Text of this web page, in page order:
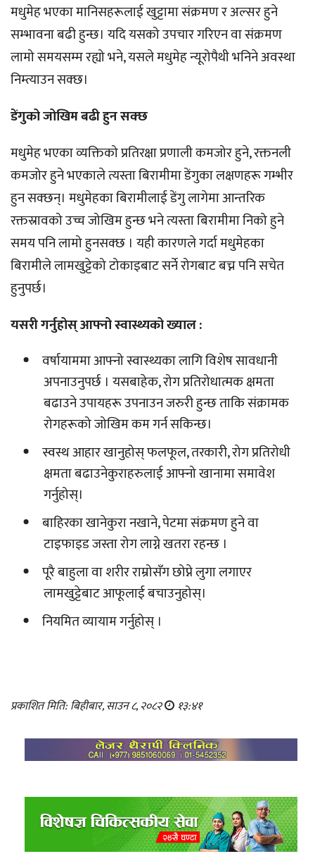
मधुमेह भएका मानिसहरूलाई खुट्टामा संक्रमण र अल्सर हुने
सम्भावना बढी हुन्छ। यदि यसको उपचार गरिएन वा संक्रमण
लामो समयसम्म रह्यो भने, यसले मधुमेह न्यूरोपैथी भनिने अवस्था
निम्त्याउन सक्छ।
डेंगुको जोखिम बढी हुन सक्छ
मधुमेह भएका व्यक्तिको प्रतिरक्षा प्रणाली कमजोर हुने, रक्तनली
कमजोर हुने भएकाले त्यस्ता बिरामीमा डेंगुका लक्षणहरू गम्भीर
हुन सक्छन्। मधुमेहका बिरामीलाई डेंगु लागेमा आन्तरिक
रक्तस्रावको उच्च जोखिम हुन्छ भने त्यस्ता बिरामीमा निको हुने
समय पनि लामो हुनसक्छ । यही कारणले गर्दा मधुमेहका
बिरामीले लामखुट्टेको टोकाइबाट सर्ने रोगबाट बच्न पनि सचेत
हुनुपर्छ।
यसरी गर्नुहोस् आफ्नो स्वास्थ्यको ख्याल :
वर्षायाममा आफ्नो स्वास्थ्यका लागि विशेष सावधानी
अपनाउनुपर्छ । यसबाहेक, रोग प्रतिरोधात्मक क्षमता
बढाउने उपायहरू उपनाउन जरुरी हुन्छ ताकि संक्रामक
रोगहरूको जोखिम कम गर्न सकिन्छ।
स्वस्थ आहार खानुहोस् फलफूल, तरकारी, रोग प्रतिरोधी
क्षमता बढाउनेकुराहरुलाई आफ्नो खानामा समावेश
गर्नुहोस्।
बाहिरका खानेकुरा नखाने, पेटमा संक्रमण हुने वा
टाइफाइड जस्ता रोग लाग्ने खतरा रहन्छ ।
पूरै बाहुला वा शरीर राम्रोसँग छोप्ने लुगा लगाएर
लामखुट्टेबाट आफूलाई बचाउनुहोस्।
नियमित व्यायाम गर्नुहोस् ।
प्रकाशित मिति: बिहीबार, साउन ८, २०८२ १३:४१